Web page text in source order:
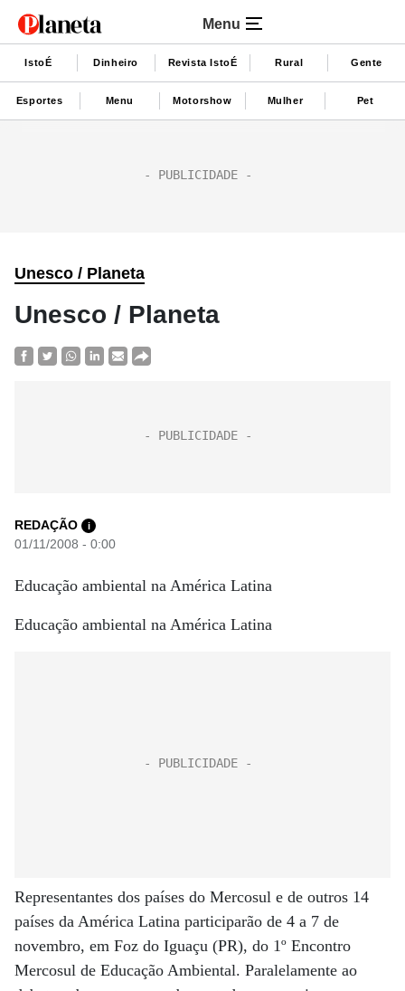
Menu
IstoÉ Dinheiro Revista IstoÉ Rural Gente
Esportes Menu Motorshow Mulher Pet
Unesco / Planeta
Unesco / Planeta
REDAÇÃO i
01/11/2008 - 0:00
Educação ambiental na América Latina
Educação ambiental na América Latina
Representantes dos países do Mercosul e de outros 14
países da América Latina participarão de 4 a 7 de
novembro, em Foz do Iguaçu (PR), do 1º Encontro
Mercosul de Educação Ambiental. Paralelamente ao